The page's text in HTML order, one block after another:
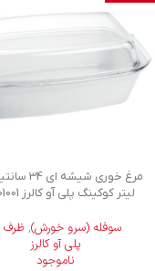
لیتر کوکینگ پلی آو کالرز 005101001
سوفله (سرو خورش),ظرف
پلی آو کالرز
ناموجود